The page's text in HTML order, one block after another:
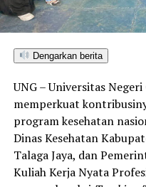
Dengarkan berita
UNG – Universitas
memperkuat
program kesehatan
Dinas Kesehatan
Talaga Jaya, dan
Kuliah Kerja Nyata